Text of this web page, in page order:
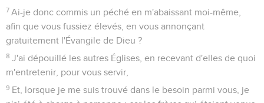
7 Ai-je donc commis un péché en m'abaissant moi-même,
afin que vous fussiez élevés, en vous annonçant
gratuitement l'Évangile de Dieu ?
8 J'ai dépouillé les autres Églises, en recevant d'elles de quoi
m'entretenir, pour vous servir,
9 Et, lorsque je me suis trouvé dans le besoin parmi vous, je